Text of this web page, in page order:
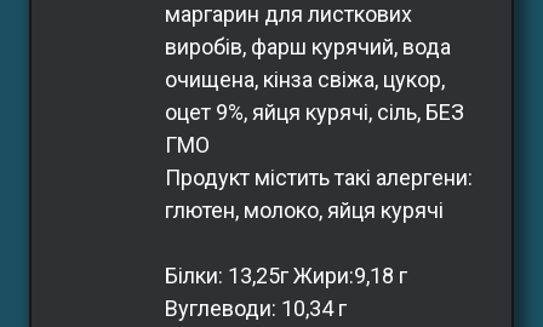
маргарин для листкових
виробів, фарш курячий, вода
очищена, кінза свіжа, цукор,
оцет 9%, яйця курячі, сіль, БЕЗ
ГМО
Продукт містить такі алергени:
глютен, молоко, яйця курячі
Білки: 13,25г Жири:9,18 г
Вуглеводи: 10,34 г